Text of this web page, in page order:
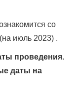
со
июль 2023) .
проведения.
даты на